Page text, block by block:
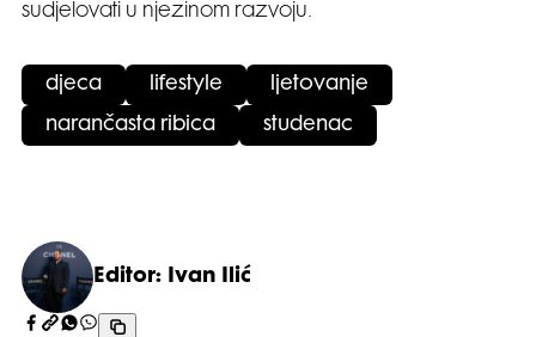
sudjelovati u njezinom razvoju.
djeca lifestyle ljetovanje
narančasta ribica studenac
Editor: Ivan Ilić